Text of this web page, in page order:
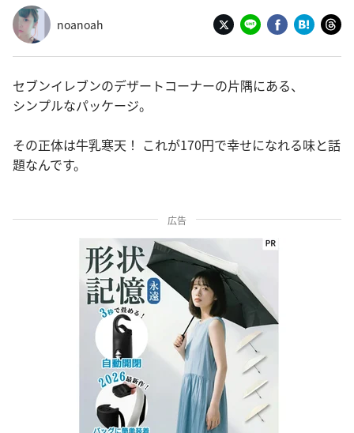
noanoah
セブンイレブンのデザートコーナーの片隅にある、
シンプルなパッケージ。
その正体は牛乳寒天！ これが170円で幸せになれる味と話
題なんです。
広告